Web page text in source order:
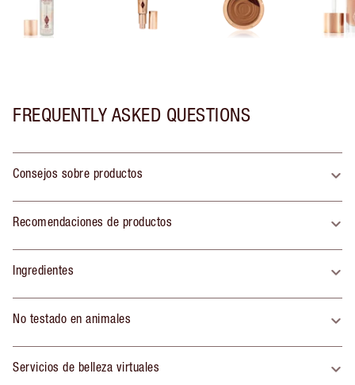
FREQUENTLY ASKED QUESTIONS
Consejos sobre productos
Recomendaciones de productos
Ingredientes
No testado en animales
Servicios de belleza virtuales